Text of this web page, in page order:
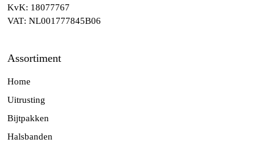
KvK: 18077767
VAT: NL001777845B06
Assortiment
Home
Uitrusting
Bijtpakken
Halsbanden